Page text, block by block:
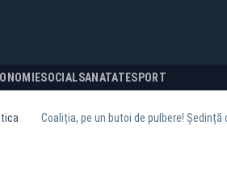
SOCIALSANATATESPORT
Coaliția, pe un butoi de pulbere!